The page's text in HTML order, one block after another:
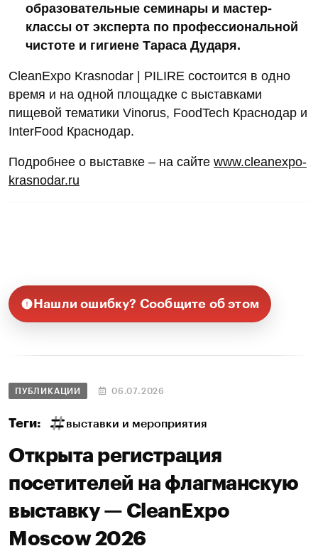
образовательные семинары и мастер-
классы от эксперта по профессиональной
чистоте и гигиене Тараса Дударя.
CleanExpo Krasnodar | PILIRE состоится в одно
время и на одной площадке с выставками
пищевой тематики Vinorus, FoodTech Краснодар и
InterFood Краснодар.
Подробнее о выставке – на сайте www.cleanexpo-
krasnodar.ru
Нашли ошибку? Сообщите об этом
ПУБЛИКАЦИИ 06.07.2026
Теги: выставки и мероприятия
Открыта регистрация
посетителей на флагманскую
выставку — CleanExpo
Moscow 2026